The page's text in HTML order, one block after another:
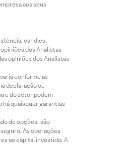
aos seus
candles,
dos Analistas
opiniões dos Analistas
conforme as
declaração ou
e do setor podem
há quaisquer garantias
de opções, são
As operações
ao capital investido. A